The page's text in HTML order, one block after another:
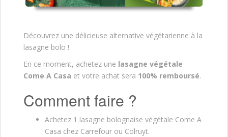
Découvrez une délicieuse alternative végétarienne à la
lasagne bolo !
En ce moment, achetez une lasagne végétale
Come A Casa et votre achat sera 100% remboursé.
Comment faire ?
Achetez 1 lasagne bolognaise végétale Come A
Casa chez Carrefour ou Colruyt.